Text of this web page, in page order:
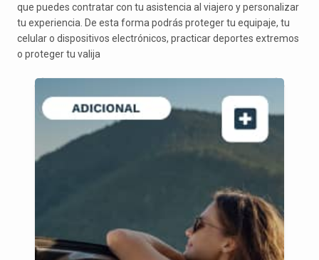
que puedes contratar con tu asistencia al viajero y personalizar
tu experiencia. De esta forma podrás proteger tu equipaje, tu
celular o dispositivos electrónicos, practicar deportes extremos
o proteger tu valija